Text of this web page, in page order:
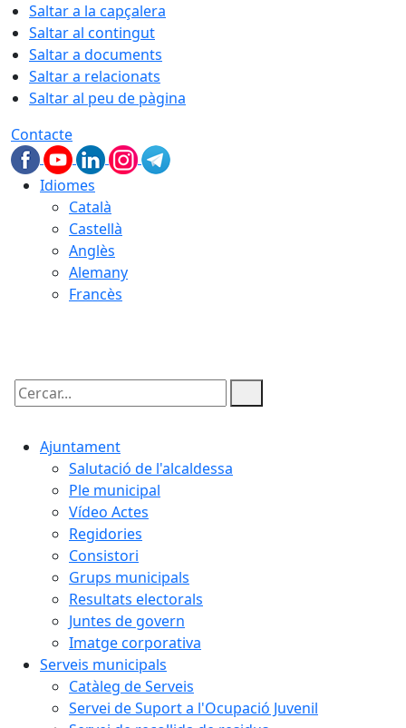
Saltar a la capçalera
Saltar al contingut
Saltar a documents
Saltar a relacionats
Saltar al peu de pàgina
Contacte
Idiomes
Català
Castellà
Anglès
Alemany
Francès
Cercar:
Ajuntament
Salutació de l'alcaldessa
Ple municipal
Vídeo Actes
Regidories
Consistori
Grups municipals
Resultats electorals
Juntes de govern
Imatge corporativa
Serveis municipals
Catàleg de Serveis
Servei de Suport a l'Ocupació Juvenil